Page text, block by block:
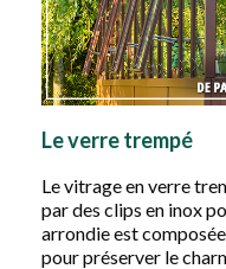
Le verre trempé
Le vitrage en verre
par des clips en inox
arrondie est
pour préserver le